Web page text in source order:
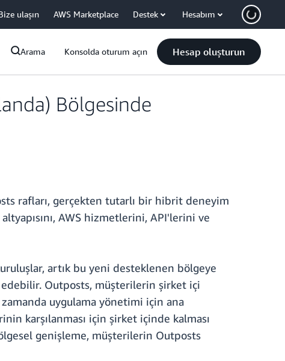
ulaşın AWS Marketplace Destek Hesabım
Arama Konsolda oturum açın Hesap oluşturun
Bölgesinde
rafları, gerçekten tutarlı bir hibrit deneyim
AWS hizmetlerini, API'lerini ve
artık bu yeni desteklenen bölgeye
edebilir. Outposts, müşterilerin şirket içi
uygulama yönetimi için ana
karşılanması için şirket içinde kalması
genişleme, müşterilerin Outposts